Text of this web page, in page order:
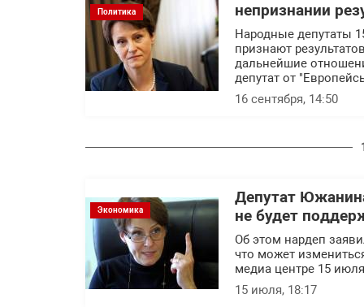
Политика
непризнании
Народные депутаты
признают
дальнейшие
депутат от
16 сентября, 14:50
Экономика
Депутат
не будет
Об этом нардеп
что может
медиа центре 15
15 июля, 18:17